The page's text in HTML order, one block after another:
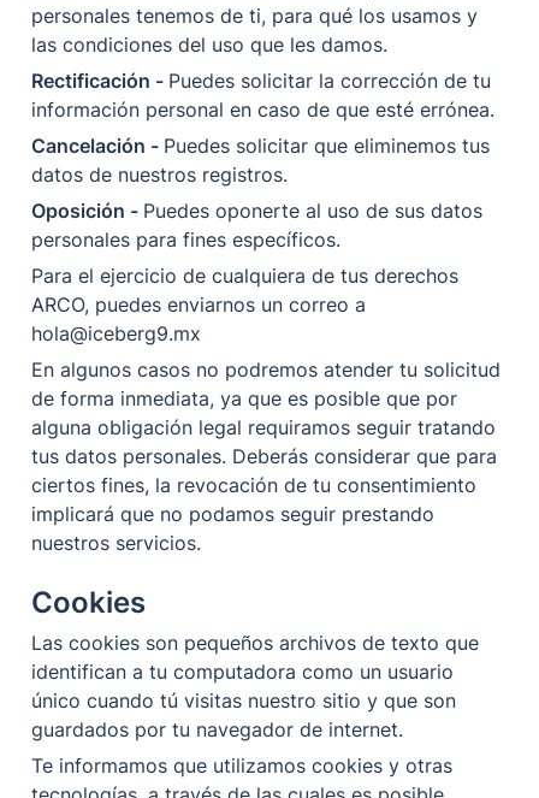
personales tenemos de ti, para qué los usamos y
las condiciones del uso que les damos.
Rectificación - Puedes solicitar la corrección de tu
información personal en caso de que esté errónea.
Cancelación - Puedes solicitar que eliminemos tus
datos de nuestros registros.
Oposición - Puedes oponerte al uso de sus datos
personales para fines específicos.
Para el ejercicio de cualquiera de tus derechos
ARCO, puedes enviarnos un correo a
hola@iceberg9.mx
En algunos casos no podremos atender tu solicitud
de forma inmediata, ya que es posible que por
alguna obligación legal requiramos seguir tratando
tus datos personales. Deberás considerar que para
ciertos fines, la revocación de tu consentimiento
implicará que no podamos seguir prestando
nuestros servicios.
Cookies
Las cookies son pequeños archivos de texto que
identifican a tu computadora como un usuario
único cuando tú visitas nuestro sitio y que son
guardados por tu navegador de internet.
Te informamos que utilizamos cookies y otras